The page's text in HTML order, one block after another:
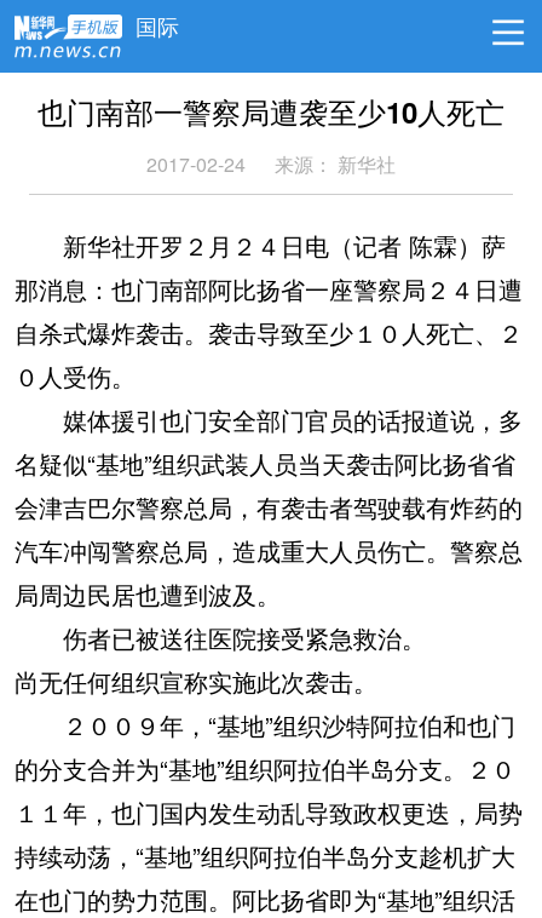
国际
也门南部一警察局遭袭至少10人死亡
2017-02-24 来源： 新华社
新华社开罗２月２４日电（记者 陈霖）萨
那消息：也门南部阿比扬省一座警察局２４日遭
自杀式爆炸袭击。袭击导致至少１０人死亡、２
０人受伤。
媒体援引也门安全部门官员的话报道说，多
名疑似“基地”组织武装人员当天袭击阿比扬省省
会津吉巴尔警察总局，有袭击者驾驶载有炸药的
汽车冲闯警察总局，造成重大人员伤亡。警察总
局周边民居也遭到波及。
伤者已被送往医院接受紧急救治。
尚无任何组织宣称实施此次袭击。
２００９年，“基地”组织沙特阿拉伯和也门
的分支合并为“基地”组织阿拉伯半岛分支。２０
１１年，也门国内发生动乱导致政权更迭，局势
持续动荡，“基地”组织阿拉伯半岛分支趁机扩大
在也门的势力范围。阿比扬省即为“基地”组织活